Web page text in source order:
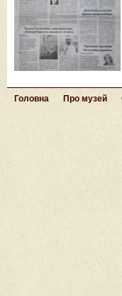
Головна Про музей